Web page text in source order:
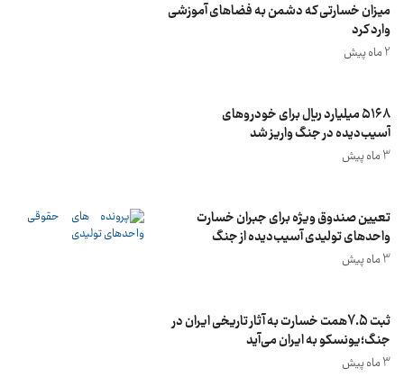
میزان خسارتی که دشمن به فضاهای آموزشی
وارد کرد
2 ماه پیش
۵۱۶۸ میلیارد ریال برای خودروهای
آسیب‌دیده در جنگ واریز شد
3 ماه پیش
تعیین صندوق ویژه برای جبران خسارت
واحدهای تولیدی آسیب‌دیده از جنگ
3 ماه پیش
ثبت 7.5همت خسارت به آثار تاریخی ایران در
جنگ؛یونسکو به ایران می‌آید
3 ماه پیش